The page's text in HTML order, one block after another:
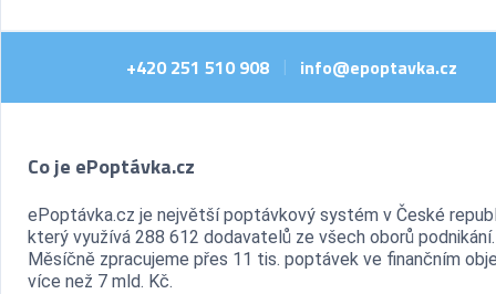
+420 251 510 908 info@epoptavka.cz
Co je ePoptávka.cz
ePoptávka.cz je největší poptávkový systém v České
který využívá 288 612 dodavatelů ze všech oborů podnikání.
Měsíčně zpracujeme přes 11 tis. poptávek ve finančním
více než 7 mld. Kč.